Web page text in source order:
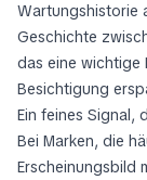
Wartungshistorie
Geschichte
das eine wichtige
Besichtigung
Ein feines Signal,
Bei Marken, die
Erscheinungsbild